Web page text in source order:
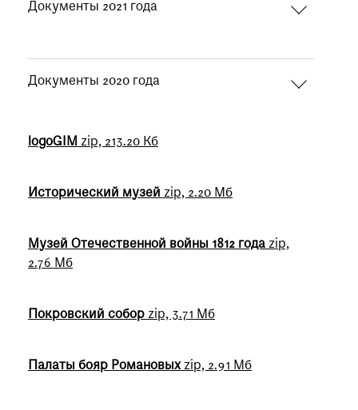
Документы 2021 года
Документы 2020 года
logoGIM zip, 213.20 Кб
Исторический музей zip, 2.20 Мб
Музей Отечественной войны 1812 года zip,
2.76 Мб
Покровский собор zip, 3.71 Мб
Палаты бояр Романовых zip, 2.91 Мб